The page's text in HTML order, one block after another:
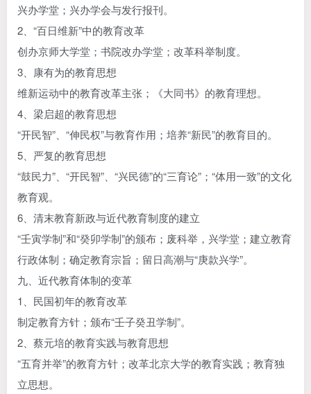
兴办学堂；兴办学会与发行报刊。
2、“百日维新”中的教育改革
创办京师大学堂；书院改办学堂；改革科举制度。
3、康有为的教育思想
维新运动中的教育改革主张；《大同书》的教育理想。
4、梁启超的教育思想
“开民智”、“伸民权”与教育作用；培养“新民”的教育目的。
5、严复的教育思想
“鼓民力”、“开民智”、“兴民德”的“三育论”；“体用一致”的文化
教育观。
6、清末教育新政与近代教育制度的建立
“壬寅学制”和“癸卯学制”的颁布；废科举，兴学堂；建立教育
行政体制；确定教育宗旨；留日高潮与“庚款兴学”。
九、近代教育体制的变革
1、民国初年的教育改革
制定教育方针；颁布“壬子癸丑学制”。
2、蔡元培的教育实践与教育思想
“五育并举”的教育方针；改革北京大学的教育实践；教育独
立思想。